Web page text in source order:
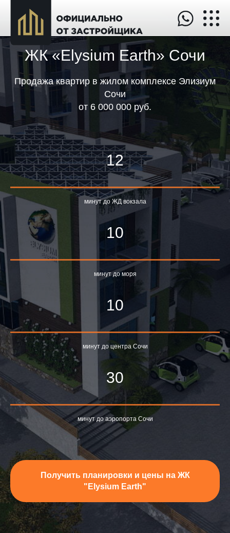
ЖК «Elysium Earth» Сочи
Продажа квартир в жилом комплексе Элизиум
Сочи
от 6 000 000 руб.
12
минут до ЖД вокзала
10
минут до моря
10
минут до центра Сочи
30
минут до аэропорта Сочи
Получить планировки и цены на ЖК
"Elysium Earth"